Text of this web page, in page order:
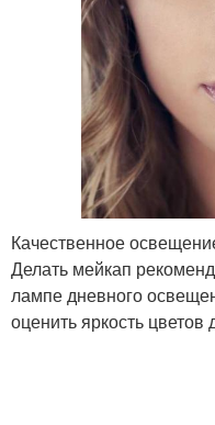
Качественное
Делать мейкап
лампе дневного
оценить яркость